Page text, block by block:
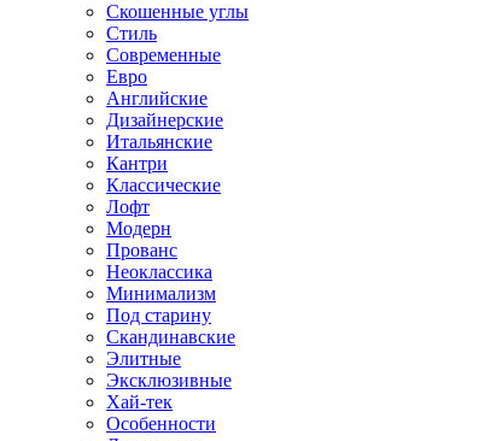
Скошенные углы
Стиль
Современные
Евро
Английские
Дизайнерские
Итальянские
Кантри
Классические
Лофт
Модерн
Прованс
Неоклассика
Минимализм
Под старину
Скандинавские
Элитные
Эксклюзивные
Хай-тек
Особенности